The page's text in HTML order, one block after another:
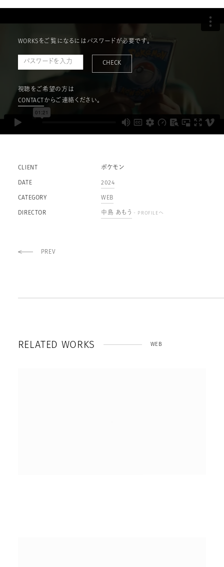
WORKSをご覧になるにはパスワードが必要です。
CHECK
視聴をご希望の方は
CONTACT からご連絡ください。
CLIENT ポケモン
DATE 2024
CATEGORY WEB
DIRECTOR 中島 あもう - PROFILEへ
PREV
RELA T ED WO R KS WEB